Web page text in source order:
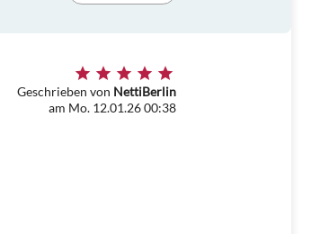
Geschrieben von NettiBerlin
am Mo. 12.01.26 00:38